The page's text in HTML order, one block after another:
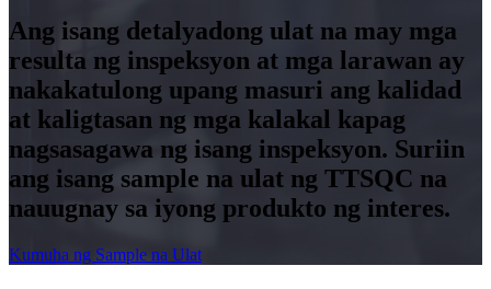
Ang isang detalyadong ulat na may mga
resulta ng inspeksyon at mga larawan ay
nakakatulong upang masuri ang kalidad
at kaligtasan ng mga kalakal kapag
nagsasagawa ng isang inspeksyon. Suriin
ang isang sample na ulat ng TTSQC na
nauugnay sa iyong produkto ng interes.
Kumuha ng Sample na Ulat